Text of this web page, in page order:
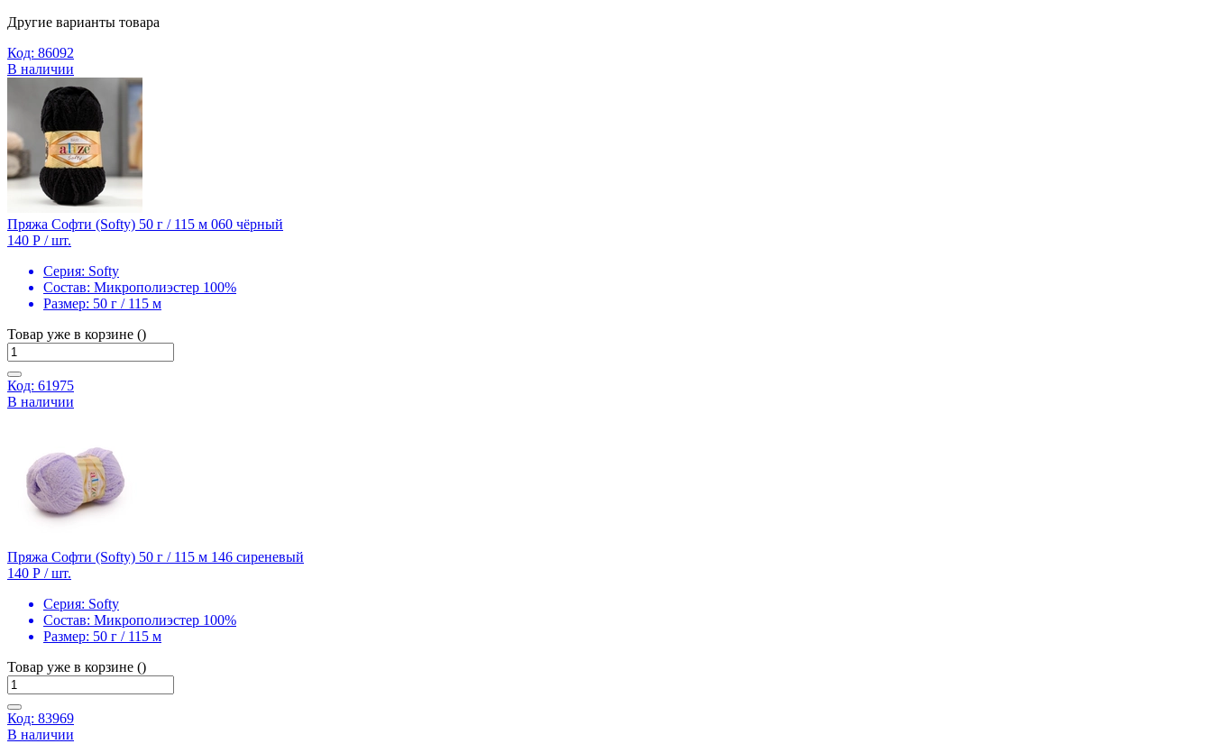
Другие варианты товара
Код: 86092
В наличии
Пряжа Софти (Softy) 50 г / 115 м 060 чёрный
140 Р / шт.
Серия: Softy
Состав: Микрополиэстер 100%
Размер: 50 г / 115 м
Товар уже в корзине ()
Код: 61975
В наличии
Пряжа Софти (Softy) 50 г / 115 м 146 сиреневый
140 Р / шт.
Серия: Softy
Состав: Микрополиэстер 100%
Размер: 50 г / 115 м
Товар уже в корзине ()
Код: 83969
В наличии